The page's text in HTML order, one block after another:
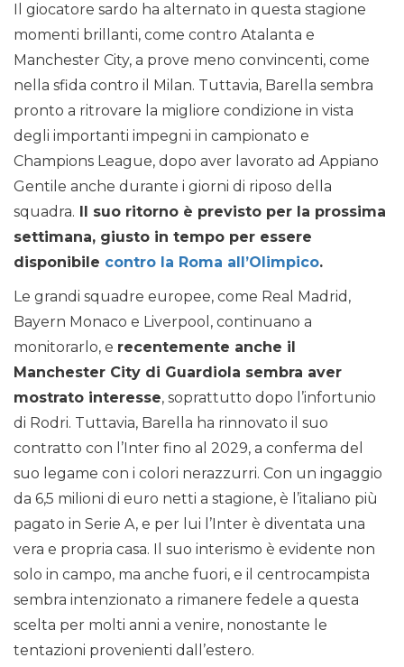
Il giocatore sardo ha alternato in questa stagione
momenti brillanti, come contro Atalanta e
Manchester City, a prove meno convincenti, come
nella sfida contro il Milan. Tuttavia, Barella sembra
pronto a ritrovare la migliore condizione in vista
degli importanti impegni in campionato e
Champions League, dopo aver lavorato ad Appiano
Gentile anche durante i giorni di riposo della
squadra. Il suo ritorno è previsto per la prossima
settimana, giusto in tempo per essere
disponibile contro la Roma all’Olimpico.
Le grandi squadre europee, come Real Madrid,
Bayern Monaco e Liverpool, continuano a
monitorarlo, e recentemente anche il
Manchester City di Guardiola sembra aver
mostrato interesse, soprattutto dopo l’infortunio
di Rodri. Tuttavia, Barella ha rinnovato il suo
contratto con l’Inter fino al 2029, a conferma del
suo legame con i colori nerazzurri. Con un ingaggio
da 6,5 milioni di euro netti a stagione, è l’italiano più
pagato in Serie A, e per lui l’Inter è diventata una
vera e propria casa. Il suo interismo è evidente non
solo in campo, ma anche fuori, e il centrocampista
sembra intenzionato a rimanere fedele a questa
scelta per molti anni a venire, nonostante le
tentazioni provenienti dall’estero.